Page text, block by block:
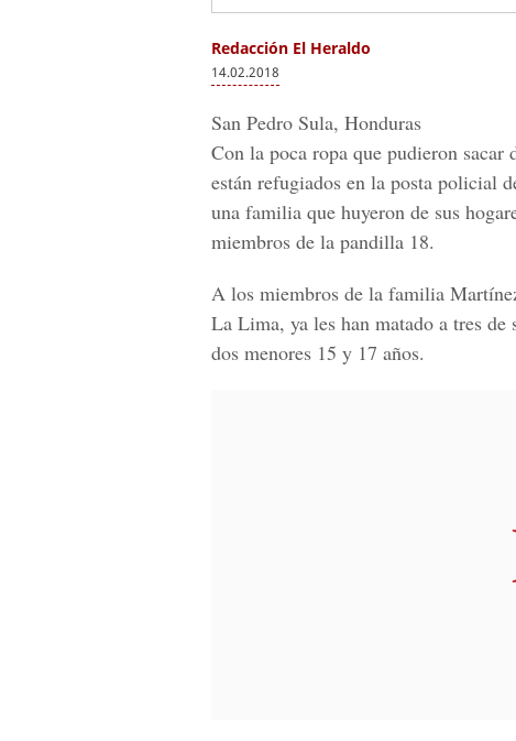
Redacción El Heraldo
14.02.2018
San Pedro Sula, Honduras
Con la poca ropa que pudieron sacar
están refugiados en la posta policial
una familia que huyeron de sus
miembros de la pandilla 18.
A los miembros de la familia
La Lima, ya les han matado a tres
dos menores 15 y 17 años.